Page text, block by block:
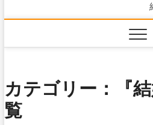
カテゴリー：『
覧